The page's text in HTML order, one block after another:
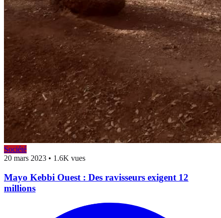
Société
20 mars 2023 • 1.6K vues
Mayo Kebbi Ouest : Des ravisseurs exigent 12
millions